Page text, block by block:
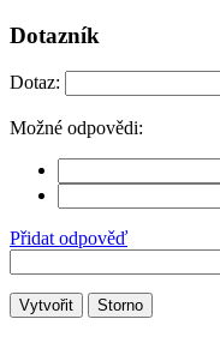
Dotazník
Dotaz:
Možné odpovědi:
Přidat odpověď
Vytvořit Storno